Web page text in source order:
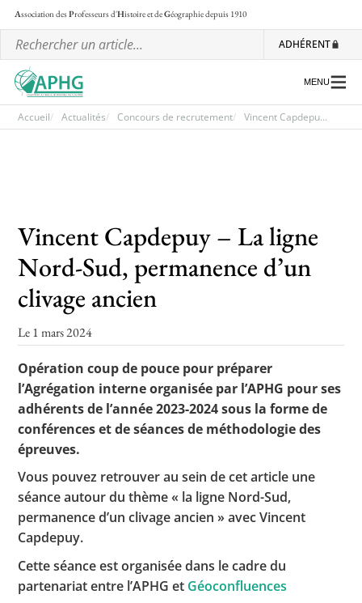
Association desProfesseurs d'Histoire et deGéographiedepuis 1910
ADHÉRENT
Les ateliers nationaux
Communiqués et motions
Lettre d’information de l’APHG
Toutes les actualités
Concours de recrutement
Concours scolaires
Critique d’ouvrages publiés
MENU
Accueil Actualités Concours de recrutement Vincent Capdepu...
Vincent Capdepuy – La ligne
Nord-Sud, permanence d’un
clivage ancien
Le 1 mars 2024
Opération coup de pouce pour préparer
l’Agrégation interne organisée par l’APHG pour ses
adhérents de l’année 2023-2024 sous la forme de
conférences et de séances de méthodologie des
épreuves.
Vous pouvez retrouver au sein de cet article une
séance autour du thème « la ligne Nord-Sud,
permanence d’un clivage ancien » avec Vincent
Capdepuy.
Cette séance est organisée dans le cadre du
partenariat entre l’APHG et Géoconfluences